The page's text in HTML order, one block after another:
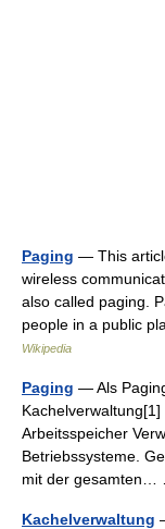
Paging — This
wireless
also called paging.
people in a public
Wikipedia
Paging — Als
Arbeitsspeicher
Betriebssysteme.
mit der
Kachelverwaltung